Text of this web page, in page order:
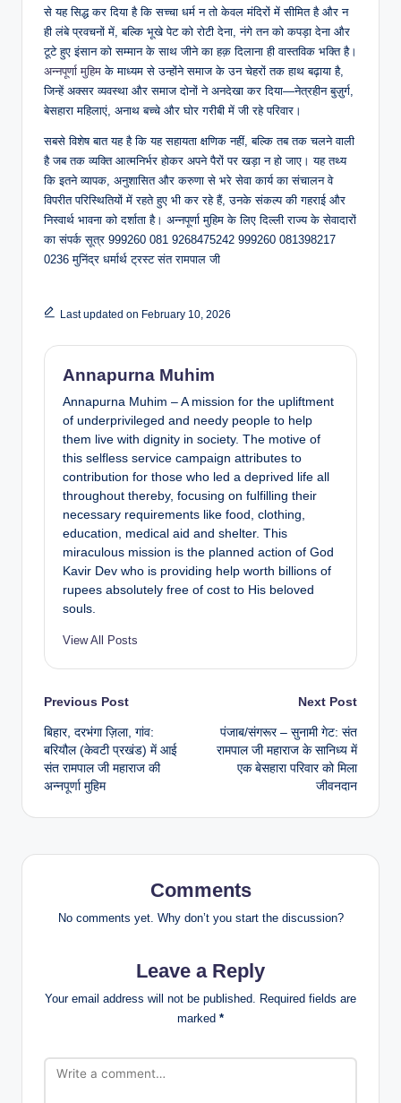
से यह सिद्ध कर दिया है कि सच्चा धर्म न तो केवल मंदिरों में सीमित है और न
ही लंबे प्रवचनों में, बल्कि भूखे पेट को रोटी देना, नंगे तन को कपड़ा देना और
टूटे हुए इंसान को सम्मान के साथ जीने का हक़ दिलाना ही वास्तविक भक्ति है।
अन्नपूर्णा मुहिम के माध्यम से उन्होंने समाज के उन चेहरों तक हाथ बढ़ाया है,
जिन्हें अक्सर व्यवस्था और समाज दोनों ने अनदेखा कर दिया—नेत्रहीन बुज़ुर्ग,
बेसहारा महिलाएं, अनाथ बच्चे और घोर गरीबी में जी रहे परिवार।
सबसे विशेष बात यह है कि यह सहायता क्षणिक नहीं, बल्कि तब तक चलने वाली
है जब तक व्यक्ति आत्मनिर्भर होकर अपने पैरों पर खड़ा न हो जाए। यह तथ्य
कि इतने व्यापक, अनुशासित और करुणा से भरे सेवा कार्य का संचालन वे
विपरीत परिस्थितियों में रहते हुए भी कर रहे हैं, उनके संकल्प की गहराई और
निस्वार्थ भावना को दर्शाता है। अन्नपूर्णा मुहिम के लिए दिल्ली राज्य के सेवादारों
का संपर्क सूत्र 999260 081 9268475242 999260 081398217
0236 मुनिंद्र धर्मार्थ ट्रस्ट संत रामपाल जी
Last updated on February 10, 2026
Annapurna Muhim
Annapurna Muhim – A mission for the upliftment
of underprivileged and needy people to help
them live with dignity in society. The motive of
this selfless service campaign attributes to
contribution for those who led a deprived life all
throughout thereby, focusing on fulfilling their
necessary requirements like food, clothing,
education, medical aid and shelter. This
miraculous mission is the planned action of God
Kavir Dev who is providing help worth billions of
rupees absolutely free of cost to His beloved
souls.
View All Posts
Previous Post
बिहार, दरभंगा ज़िला, गांव:
बरियौल (केवटी प्रखंड) में आई
संत रामपाल जी महाराज की
अन्नपूर्णा मुहिम
Next Post
​पंजाब/संगरूर – सुनामी गेट: संत
रामपाल जी महाराज के सानिध्य में
एक बेसहारा परिवार को मिला
जीवनदान
Comments
No comments yet. Why don’t you start the discussion?
Leave a Reply
Your email address will not be published. Required fields are
marked *